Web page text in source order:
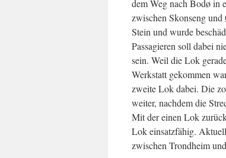
dem Weg nach Bodø in
zwischen Skonseng
Stein und wurde
Passagieren soll dabei
sein. Weil die Lok
Werkstatt gekommen
zweite Lok dabei. Die
weiter, nachdem die
Mit der einen Lok
Lok einsatzfähig.
zwischen Trondheim